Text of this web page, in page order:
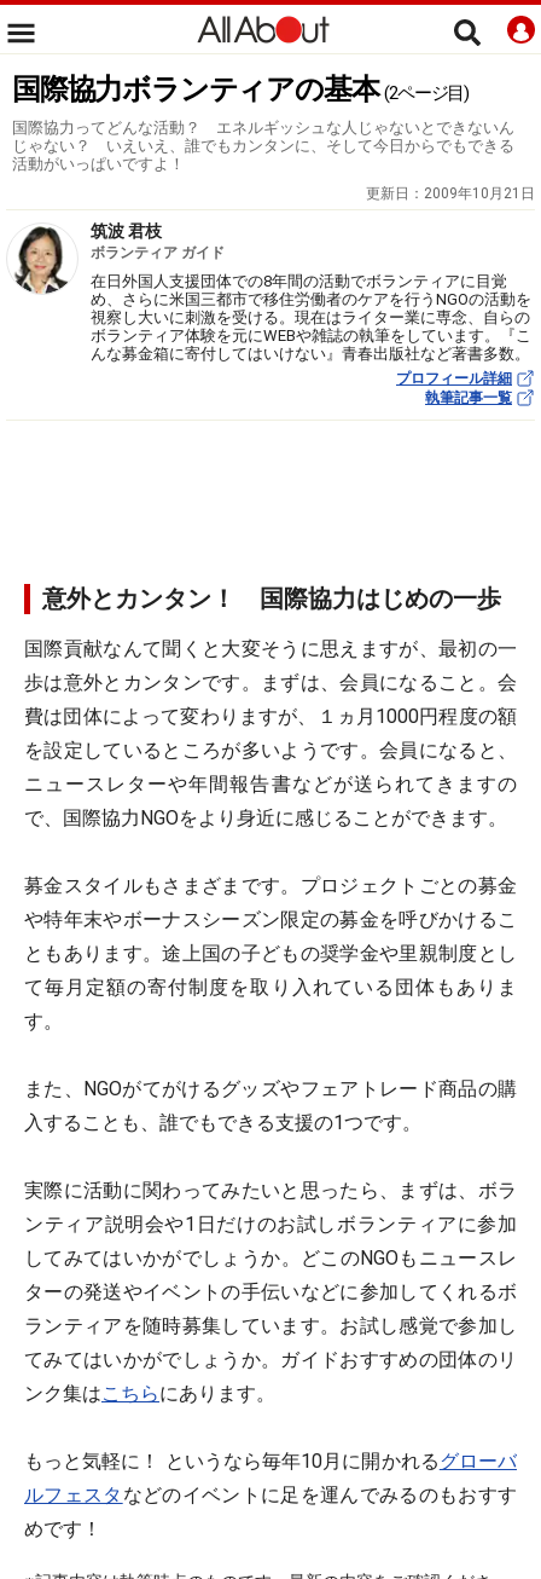
国際協力ボランティアの基本 (2ページ目)
国際協力ってどんな活動？ エネルギッシュな人じゃないとできないん
じゃない？ いえいえ、誰でもカンタンに、そして今日からでもできる
活動がいっぱいですよ！
更新日： 2009年10月21日
筑波 君枝
ボランティア ガイド
在日外国人支援団体での8年間の活動でボランティアに目覚
め、さらに米国三都市で移住労働者のケアを行うNGOの活動を
視察し大いに刺激を受ける。現在はライター業に専念、自らの
ボランティア体験を元にWEBや雑誌の執筆をしています。『こ
んな募金箱に寄付してはいけない』青春出版社など著書多数。
プロフィール詳細
執筆記事一覧
意外とカンタン！ 国際協力はじめの一歩
国際貢献なんて聞くと大変そうに思えますが、最初の一
歩は意外とカンタンです。まずは、会員になること。会
費は団体によって変わりますが、１ヵ月1000円程度の額
を設定しているところが多いようです。会員になると、
ニュースレターや年間報告書などが送られてきますの
で、国際協力NGOをより身近に感じることができます。
募金スタイルもさまざまです。プロジェクトごとの募金
や特年末やボーナスシーズン限定の募金を呼びかけるこ
ともあります。途上国の子どもの奨学金や里親制度とし
て毎月定額の寄付制度を取り入れている団体もありま
す。
また、NGOがてがけるグッズやフェアトレード商品の購
入することも、誰でもできる支援の1つです。
実際に活動に関わってみたいと思ったら、まずは、ボラ
ンティア説明会や1日だけのお試しボランティアに参加
してみてはいかがでしょうか。どこのNGOもニュースレ
ターの発送やイベントの手伝いなどに参加してくれるボ
ランティアを随時募集しています。お試し感覚で参加し
てみてはいかがでしょうか。ガイドおすすめの団体のリ
ンク集はこちらにあります。
もっと気軽に！ というなら毎年10月に開かれるグローバ
ルフェスタ などのイベントに足を運んでみるのもおすす
めです！